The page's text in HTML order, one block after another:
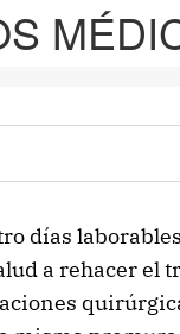
días
a rehacer el